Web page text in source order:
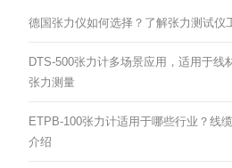
德国张力仪如何选择？了解张力测试仪
DTS-500张力计多场景应用，适用于线
张力测量
ETPB-100张力计适用于哪些行业？线
介绍